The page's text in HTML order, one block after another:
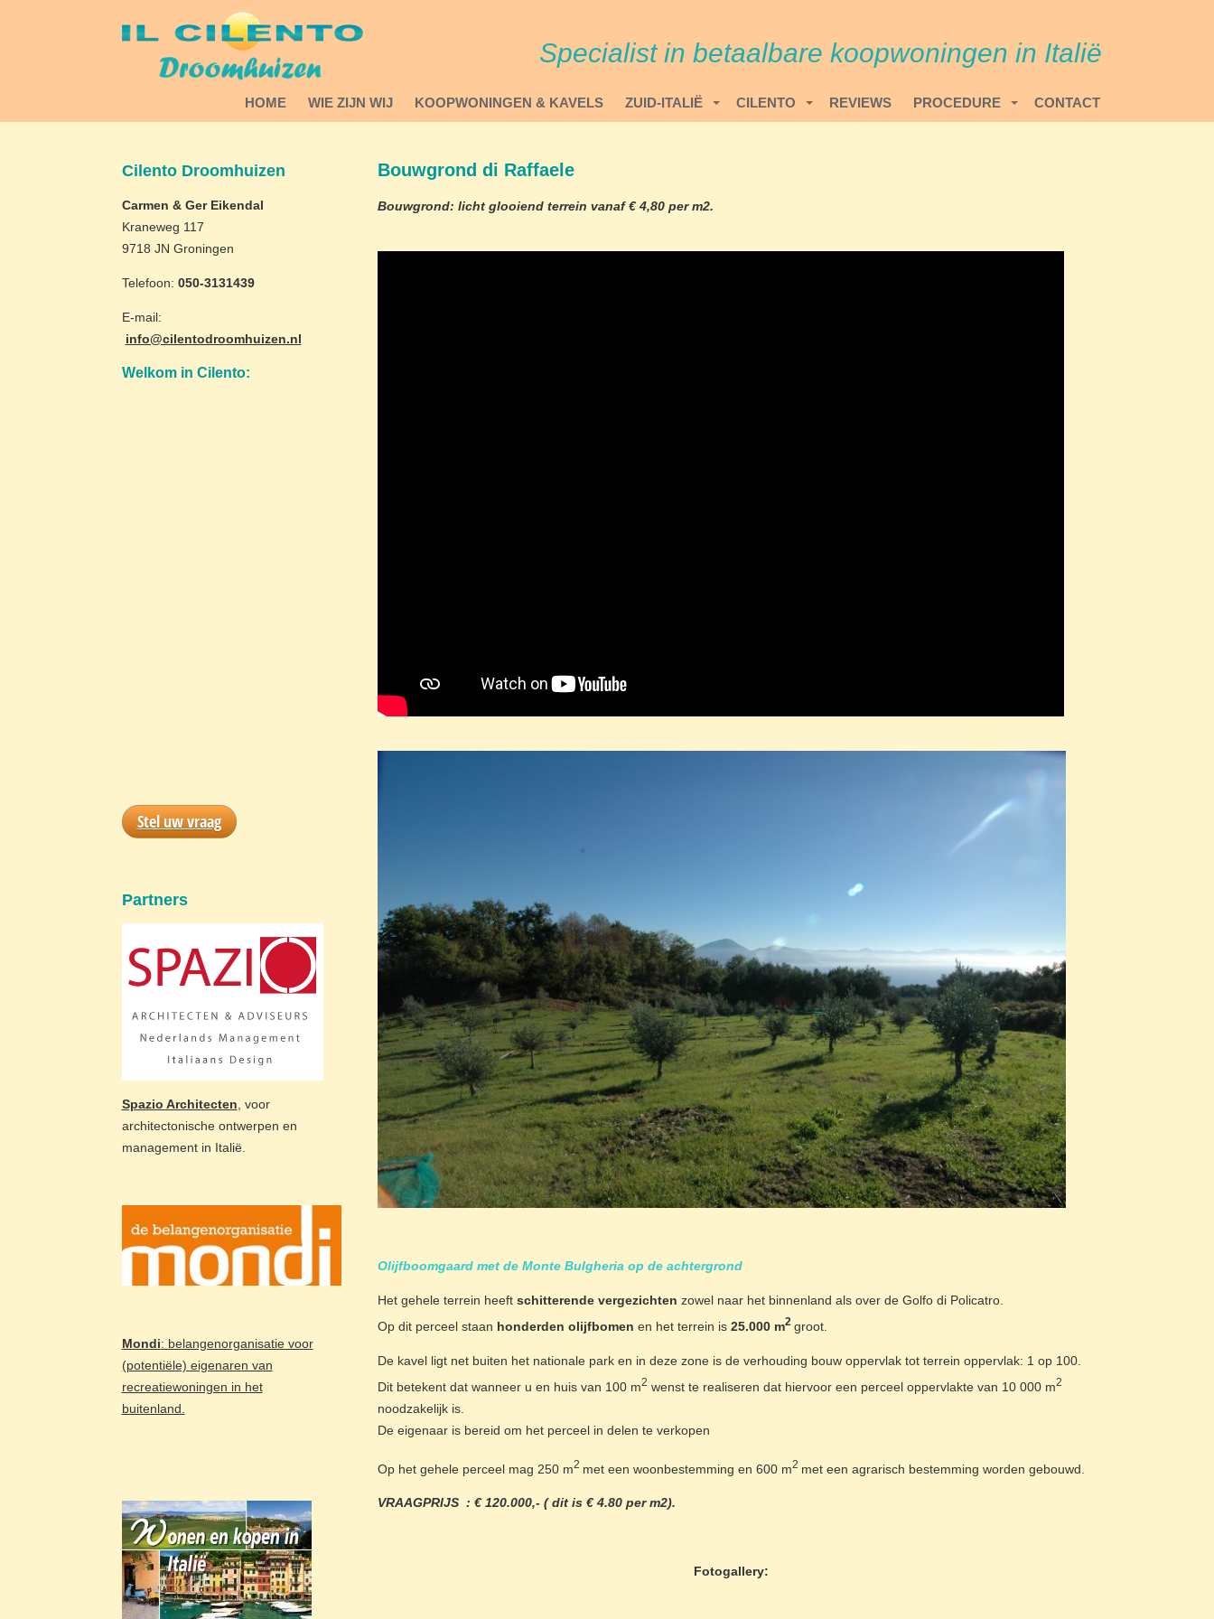
Specialist in betaalbare koopwoningen in Italië
HOME WIE ZIJN WIJ KOOPWONINGEN & KAVELS ZUID-ITALIË CILENTO REVIEWS PROCEDURE CONTACT
Cilento Droomhuizen
Carmen & Ger Eikendal
Kraneweg 117
9718 JN Groningen
Telefoon: 050-3131439
E-mail:
info@cilentodroomhuizen.nl
Welkom in Cilento:
Stel uw vraag
Partners
Spazio Architecten, voor
architectonische ontwerpen en
management in Italië.
Mondi: belangenorganisatie voor
(potentiële) eigenaren van
recreatiewoningen in het
buitenland.
Bouwgrond di Raffaele
Bouwgrond: licht glooiend terrein vanaf € 4,80 per m2.
Olijfboomgaard met de Monte Bulgheria op de achtergrond
Het gehele terrein heeft schitterende vergezichten zowel naar het binnenland als over de Golfo di Policatro.
Op dit perceel staan honderden olijfbomen en het terrein is 25.000 m2 groot.
De kavel ligt net buiten het nationale park en in deze zone is de verhouding bouw oppervlak tot terrein oppervlak: 1 op 100.
Dit betekent dat wanneer u en huis van 100 m2 wenst te realiseren dat hiervoor een perceel oppervlakte van 10 000 m2
noodzakelijk is.
De eigenaar is bereid om het perceel in delen te verkopen
Op het gehele perceel mag 250 m2 met een woonbestemming en 600 m2 met een agrarisch bestemming worden gebouwd.
VRAAGPRIJS : € 120.000,- ( dit is € 4.80 per m2).
Fotogallery: